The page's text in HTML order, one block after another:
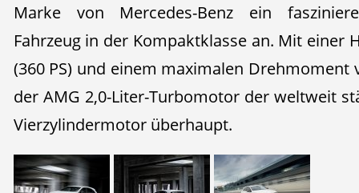
Marke von Mercedes-Benz ein
Fahrzeug in der Kompaktklasse an. Mit einer
(360 PS) und einem maximalen
der AMG 2,0-Liter-Turbomotor der weltweit
Vierzylindermotor überhaupt.